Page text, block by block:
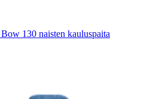
130 naisten kauluspaita